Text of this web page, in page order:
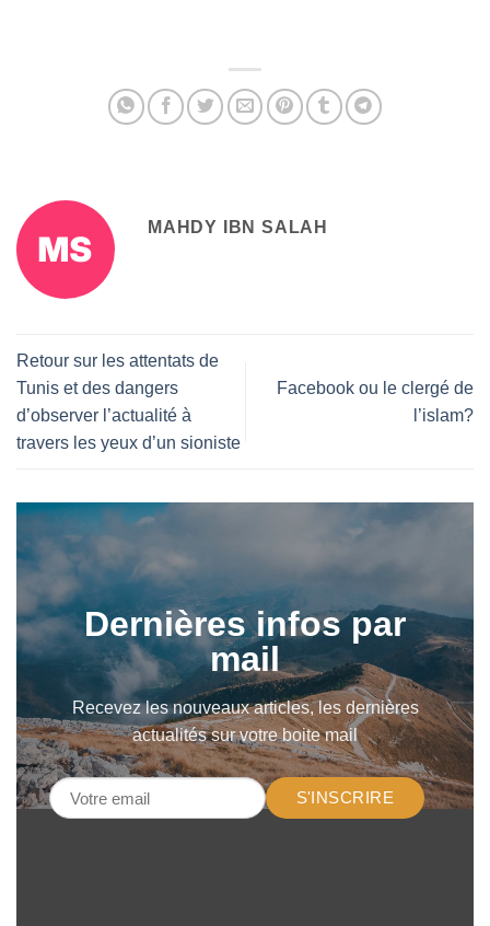
MAHDY IBN SALAH
Retour sur les attentats de
Tunis et des dangers
d’observer l’actualité à
travers les yeux d’un sioniste
Facebook ou le clergé de
l’islam?
Dernières infos par
mail
Recevez les nouveaux articles, les dernières
actualités sur votre boite mail
S'INSCRIRE